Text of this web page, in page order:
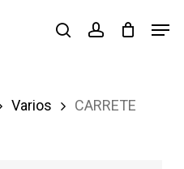
buscaraccount
Varios
CARRETE